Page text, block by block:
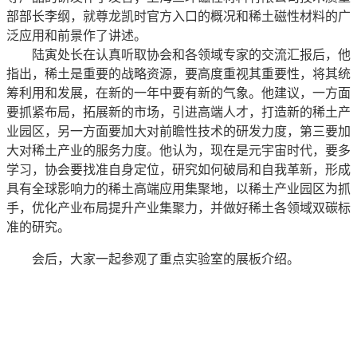
部部长李纲，就尊龙凯时官方入口的概况和稀土磁性材料的广
泛应用和前景作了讲述。
陆寅处长在认真听取协会和各领域专家的交流汇报后，他
指出，稀土是重要的战略资源，要高度重视其重要性，将其统
筹利用和发展，在新的一年中要有新的气象。他建议，一方面
要抓紧布局，拓展新的市场，引进高端人才，打造新的稀土产
业园区，另一方面要加大对前瞻性技术的研发力度，第三要加
大对稀土产业的服务力度。他认为，现在是元宇宙时代，要多
学习，协会要找准自身定位，研究如何破局和自我革新，形成
具有全球影响力的稀土高端应用集聚地，以稀土产业园区为抓
手，优化产业布局提升产业集聚力，并做好稀土各领域双碳标
准的研究。
会后，大家一起参观了重点实验室的展板介绍。